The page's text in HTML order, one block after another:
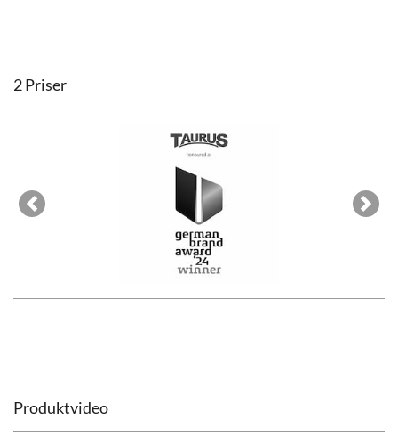
2 Priser
Previous Next
Produktvideo